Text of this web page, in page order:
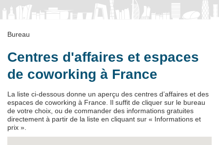
Bureau
Centres d'affaires et espaces
de coworking à France
La liste ci-dessous donne un aperçu des centres d’affaires et des
espaces de coworking à France. Il suffit de cliquer sur le bureau
de votre choix, ou de commander des informations gratuites
directement à partir de la liste en cliquant sur « Informations et
prix ».